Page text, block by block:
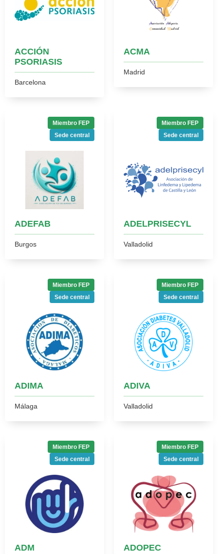
ACCIÓN
PSORIASIS
Barcelona
ACMA
Madrid
Miembro FEP
Sede central
ADEFAB
Burgos
Miembro FEP
Sede central
ADELPRISECYL
Valladolid
Miembro FEP
Sede central
ADIMA
Málaga
Miembro FEP
Sede central
ADIVA
Valladolid
Miembro FEP
Sede central
ADM
Miembro FEP
Sede central
ADOPEC